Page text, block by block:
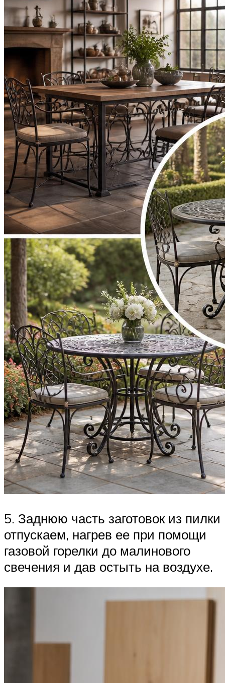
5. Заднюю часть заготовок из пилки
отпускаем, нагрев ее при помощи
газовой горелки до малинового
свечения и дав остыть на воздухе.